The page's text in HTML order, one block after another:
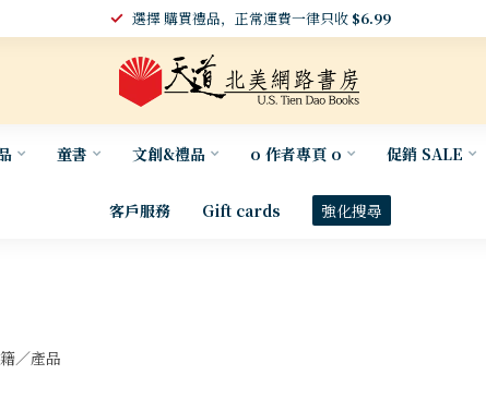
選擇 購買禮品，正常運費一律只收 $6.99
童書 文創&禮品 o 作者專頁 o 促銷 SALE
客戶服務 Gift cards 強化搜尋
／產品